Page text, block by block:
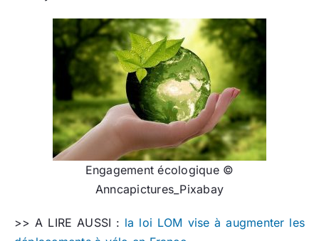
Engagement écologique ©
Anncapictures_Pixabay
>> A LIRE AUSSI : la loi LOM vise à augmenter les